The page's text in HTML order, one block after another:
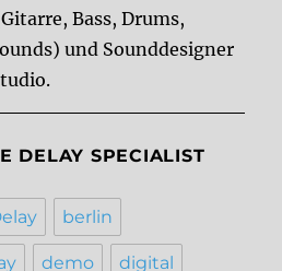
Bass, Drums,
und Sounddesigner
DELAY SPECIALIST
berlin
demo digital